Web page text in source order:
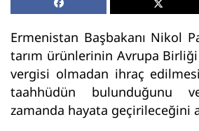
Ermenistan Başbakanı Nikol
tarım ürünlerinin Avrupa
vergisi olmadan ihraç
taahhüdün bulunduğunu
zamanda hayata geçirileceğini